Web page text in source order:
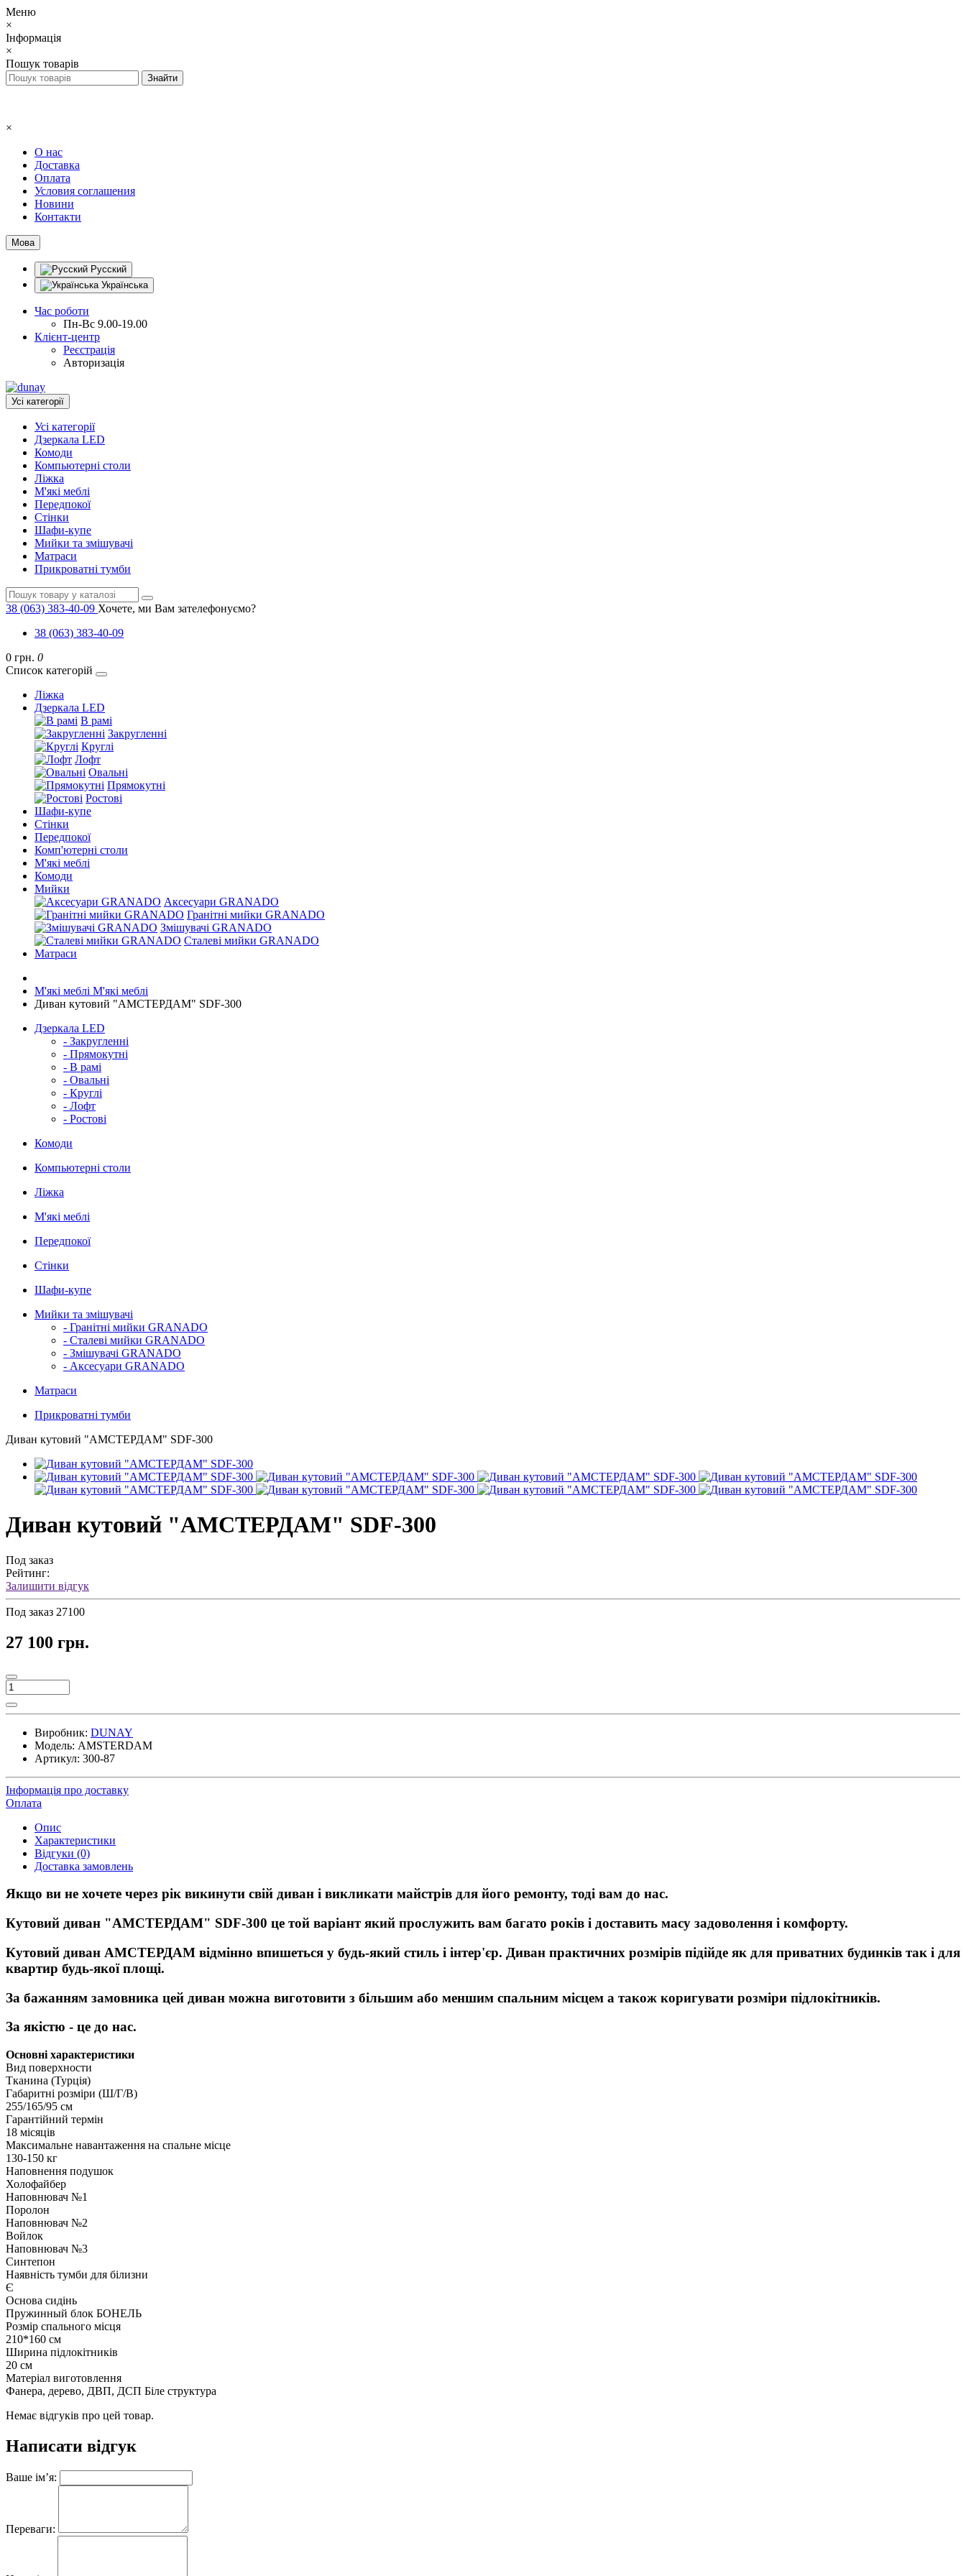
Меню
×
Інформація
×
Пошук товарів
×
О нас
Доставка
Оплата
Условия соглашения
Новини
Контакти
Мова
Русский
Українська
Час роботи
Пн-Вс 9.00-19.00
Клієнт-центр
Реєстрація
Авторизація
Усі категорії
Усі категорії
Дзеркала LED
Комоди
Компьютерні столи
Ліжка
М'які меблі
Передпокої
Стінки
Шафи-купе
Мийки та змішувачі
Матраси
Прикроватні тумби
38 (063) 383-40-09 Хочете, ми Вам зателефонуємо?
38 (063) 383-40-09
0 грн. 0
Список категорій
Ліжка
Дзеркала LED
В рамі
Закругленні
Круглі
Лофт
Овальні
Прямокутні
Ростові
Шафи-купе
Стінки
Передпокої
Комп'ютерні столи
М'які меблі
Комоди
Мийки
Аксесуари GRANADO
Гранітні мийки GRANADO
Змішувачі GRANADO
Сталеві мийки GRANADO
Матраси
М'які меблі М'які меблі
Диван кутовий "АМСТЕРДАМ" SDF-300
Дзеркала LED
- Закругленні
- Прямокутні
- В рамі
- Овальні
- Круглі
- Лофт
- Ростові
Комоди
Компьютерні столи
Ліжка
М'які меблі
Передпокої
Стінки
Шафи-купе
Мийки та змішувачі
- Гранітні мийки GRANADO
- Сталеві мийки GRANADO
- Змішувачі GRANADO
- Аксесуари GRANADO
Матраси
Прикроватні тумби
Диван кутовий "АМСТЕРДАМ" SDF-300
Диван кутовий "АМСТЕРДАМ" SDF-300
Под заказ
Рейтинг:
Залишити відгук
Под заказ 27100
27 100 грн.
Виробник: DUNAY
Модель: AMSTERDAM
Артикул: 300-87
Інформація про доставку
Оплата
Опис
Характеристики
Відгуки (0)
Доставка замовлень
Якщо ви не хочете через рік викинути свій диван і викликати майстрів для його ремонту, тоді вам до нас.
Кутовий диван "АМСТЕРДАМ" SDF-300 це той варіант який прослужить вам багато років і доставить масу задоволення і комфорту.
Кутовий диван АМСТЕРДАМ відмінно впишеться у будь-який стиль і інтер'єр. Диван практичних розмірів підійде як для приватних будинків так і для
квартир будь-якої площі.
За бажанням замовника цей диван можна виготовити з більшим або меншим спальним місцем а також коригувати розміри підлокітників.
За якістю - це до нас.
Основні характеристики
Вид поверхности
Тканина (Турція)
Габаритні розміри (Ш/Г/В)
255/165/95 см
Гарантійний термін
18 місяців
Максимальне навантаження на спальне місце
130-150 кг
Наповнення подушок
Холофайбер
Наповнювач №1
Поролон
Наповнювач №2
Войлок
Наповнювач №3
Синтепон
Наявність тумби для білизни
Є
Основа сидінь
Пружинный блок БОНЕЛЬ
Розмір спального місця
210*160 см
Ширина підлокітників
20 см
Матеріал виготовлення
Фанера, дерево, ДВП, ДСП Біле структура
Немає відгуків про цей товар.
Написати відгук
Ваше ім’я:
Переваги: